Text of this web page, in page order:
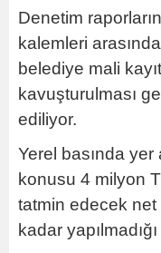
Denetim
kalemleri
belediye mali
kavuşturulması
ediliyor.
Yerel basında
konusu 4 milyon
tatmin edecek net
kadar